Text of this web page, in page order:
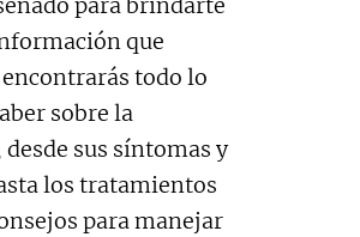
para brindarte
que
todo lo
sobre la
sus síntomas y
los tratamientos
para manejar